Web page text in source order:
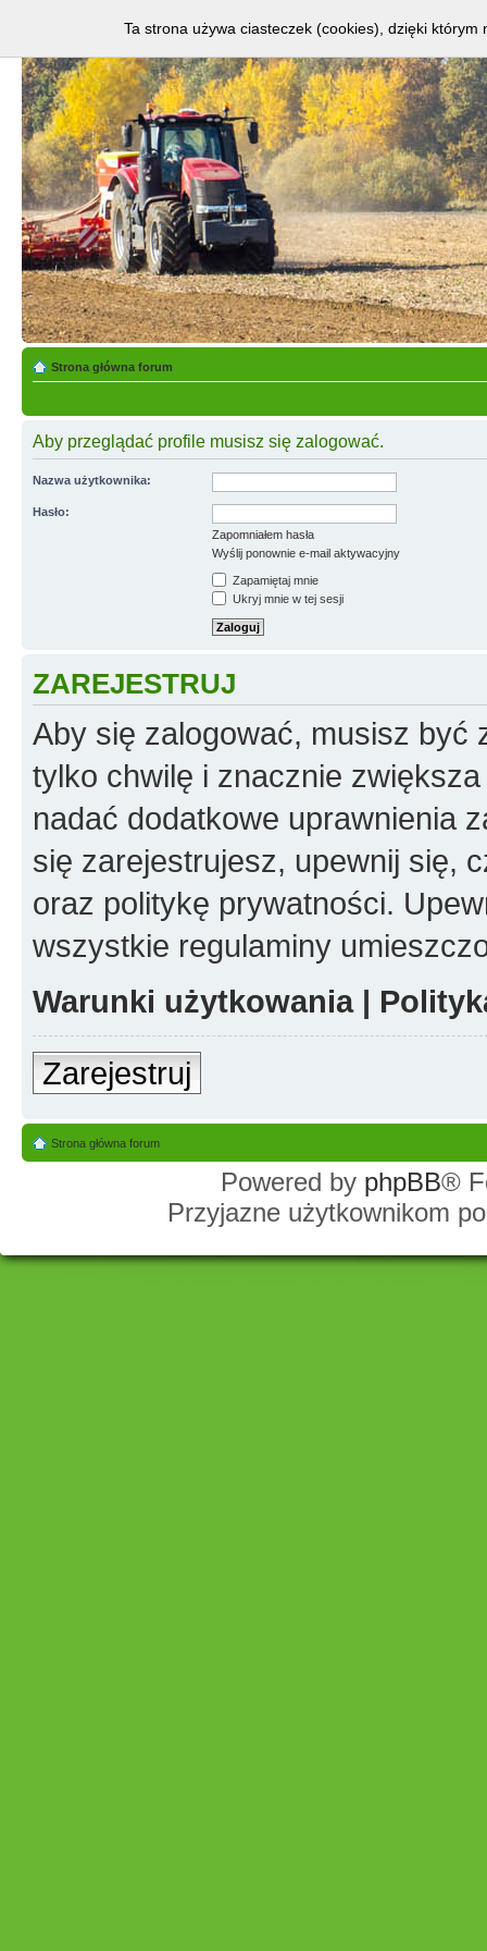
Strona główna forum
Aby przeglądać profile musisz się zalogować.
Nazwa użytkownika:
Hasło:
Zapomniałem hasła
Wyślij ponownie e-mail aktywacyjny
Zapamiętaj mnie
Ukryj mnie w tej sesji
ZAREJESTRUJ
Aby się zalogować, musisz być
tylko chwilę i znacznie
nadać dodatkowe uprawnienia
się zarejestrujesz, upewnij się,
oraz politykę prywatności.
wszystkie regulaminy
Warunki użytkowania|
Zarejestruj
Strona główna forum
Powered by phpBB®
Przyjazne użytkownikom
Ta strona używa ciasteczek (cookies), dzięki którym